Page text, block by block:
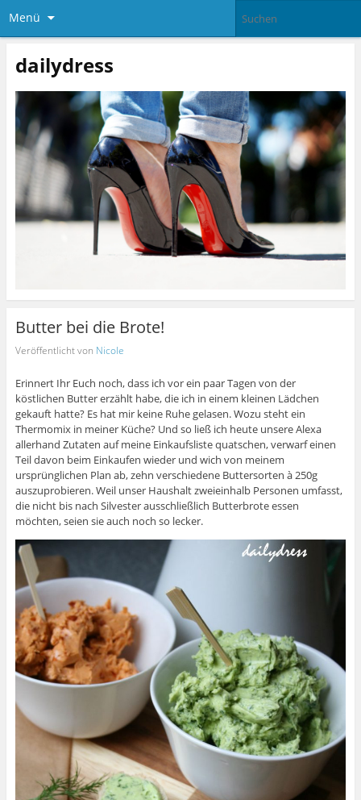
Menü
dailydress
Butter bei die Brote!
Veröffentlicht von Nicole
Erinnert Ihr Euch noch, dass ich vor ein paar Tagen von der
köstlichen Butter erzählt habe, die ich in einem kleinen Lädchen
gekauft hatte? Es hat mir keine Ruhe gelasen. Wozu steht ein
Thermomix in meiner Küche? Und so ließ ich heute unsere Alexa
allerhand Zutaten auf meine Einkaufsliste quatschen, verwarf einen
Teil davon beim Einkaufen wieder und wich von meinem
ursprünglichen Plan ab, zehn verschiedene Buttersorten à 250g
auszuprobieren. Weil unser Haushalt zweieinhalb Personen umfasst,
die nicht bis nach Silvester ausschließlich Butterbrote essen
möchten, seien sie auch noch so lecker.